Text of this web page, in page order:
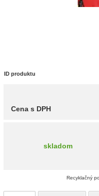
ID produktu
Cena s DPH
skladom
Recyklačný